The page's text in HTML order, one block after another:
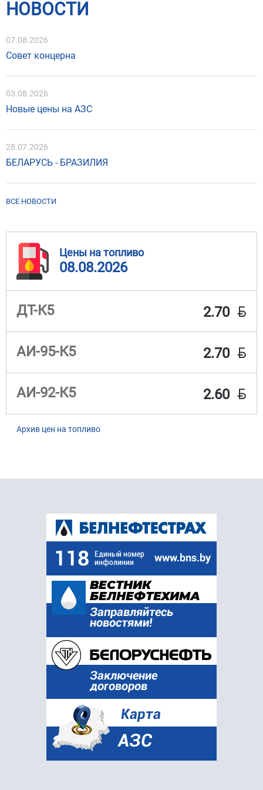
НОВОСТИ
07.08.2026
Совет концерна
03.08.2026
Новые цены на АЗС
28.07.2026
БЕЛАРУСЬ - БРАЗИЛИЯ
ВСЕ НОВОСТИ
Цены на топливо
08.08.2026
ДТ-К5 2.70 BYN
АИ-95-К5 2.70 BYN
АИ-92-К5 2.60 BYN
Архив цен на топливо